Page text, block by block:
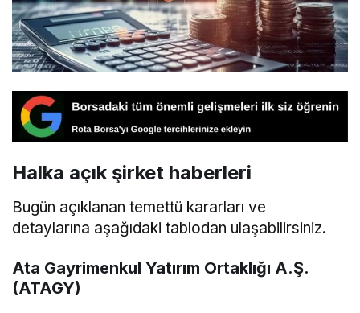
Halka açık şirket haberleri
Bugün açıklanan temettü kararları ve
detaylarına aşağıdaki tablodan ulaşabilirsiniz.
Ata Gayrimenkul Yatırım Ortaklığı A.Ş.
(ATAGY)